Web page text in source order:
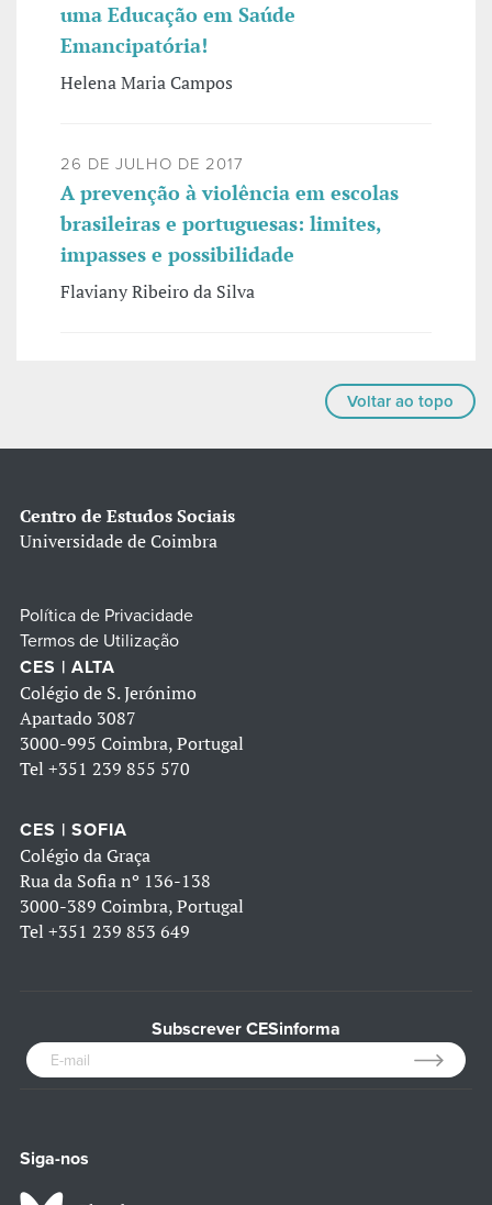
uma Educação em Saúde
Emancipatória!
Helena Maria Campos
26 DE JULHO DE 2017
A prevenção à violência em escolas
brasileiras e portuguesas: limites,
impasses e possibilidade
Flaviany Ribeiro da Silva
Voltar ao topo
Centro de Estudos Sociais
Universidade de Coimbra
Política de Privacidade
Termos de Utilização
CES | ALTA
Colégio de S. Jerónimo
Apartado 3087
3000-995 Coimbra, Portugal
Tel +351 239 855 570
CES | SOFIA
Colégio da Graça
Rua da Sofia nº 136-138
3000-389 Coimbra, Portugal
Tel +351 239 853 649
Subscrever CESinforma
Siga-nos